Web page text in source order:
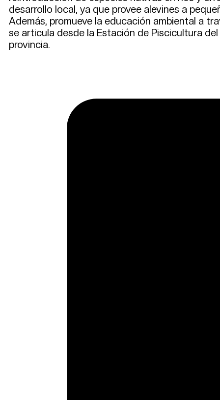
desarrollo local, ya que provee alevines a
Además, promueve la educación ambiental a
se articula desde la Estación de Piscicultura
provincia.